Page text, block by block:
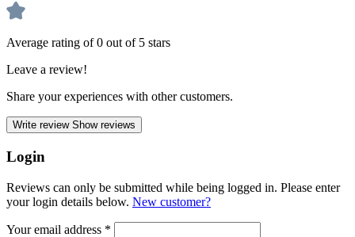
Average rating of 0 out of 5 stars
Leave a review!
Share your experiences with other customers.
Write review Show reviews
Login
Reviews can only be submitted while being logged in. Please enter
your login details below. New customer?
Your email address *